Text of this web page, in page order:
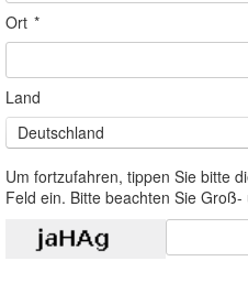
Ort *
Land
Deutschland
Um fortzufahren, tippen Sie bitte
Feld ein. Bitte beachten Sie